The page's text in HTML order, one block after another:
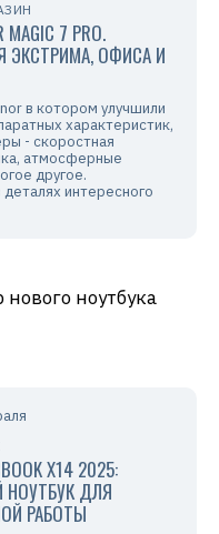
7 PRO.
ЭКСТРИМА, ОФИСА И
в котором улучшили
характеристик,
- скоростная
атмосферные
другое.
интересного
ноутбука
X14 2025:
ДЛЯ
РАБОТЫ